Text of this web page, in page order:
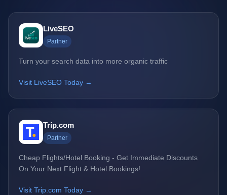
LiveSEO
Partner
Turn your search data into more organic traffic
Visit LiveSEO Today →
Trip.com
Partner
Cheap Flights/Hotel Booking - Get Immediate Discounts
On Your Next Flight & Hotel Bookings!
Visit Trip.com Today →